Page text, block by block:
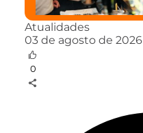
Atualidades
03 de agosto de 2026
0